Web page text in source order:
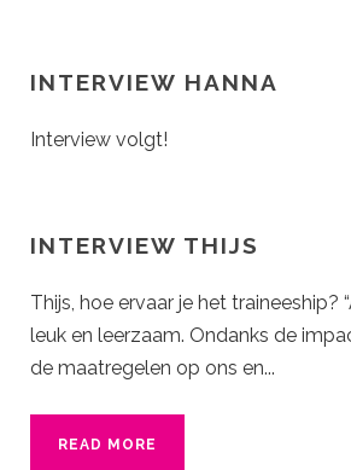
INTERVIEW HANNA
Interview volgt!
INTERVIEW THIJS
Thijs, hoe ervaar je het traineeship?
leuk en leerzaam. Ondanks de
de maatregelen op ons en...
READ MORE